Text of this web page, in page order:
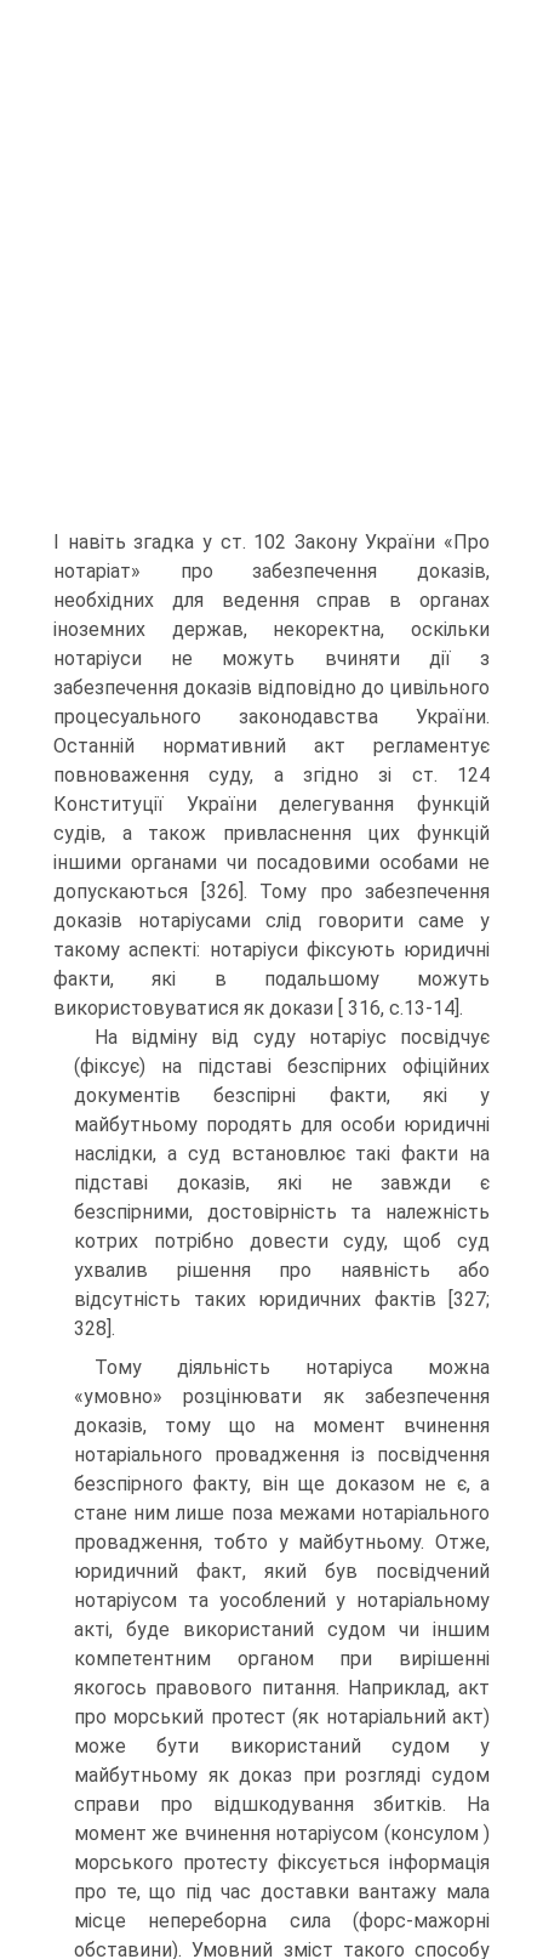
І навіть згадка у ст. 102 Закону України «Про
нотаріат» про забезпечення доказів,
необхідних для ведення справ в органах
іноземних держав, некоректна, оскільки
нотаріуси не можуть вчиняти дії з
забезпечення доказів відповідно до цивільного
процесуального законодавства України.
Останній нормативний акт регламентує
повноваження суду, а згідно зі ст. 124
Конституції України делегування функцій
судів, а також привласнення цих функцій
іншими органами чи посадовими особами не
допускаються [326]. Тому про забезпечення
доказів нотаріусами слід говорити саме у
такому аспекті: нотаріуси фіксують юридичні
факти, які в подальшому можуть
використовуватися як докази [ 316, c.13-14].
На відміну від суду нотаріус посвідчує
(фіксує) на підставі безспірних офіційних
документів безспірні факти, які у
майбутньому породять для особи юридичні
наслідки, а суд встановлює такі факти на
підставі доказів, які не завжди є
безспірними, достовірність та належність
котрих потрібно довести суду, щоб суд
ухвалив рішення про наявність або
відсутність таких юридичних фактів [327;
328].
Тому діяльність нотаріуса можна
«умовно» розцінювати як забезпечення
доказів, тому що на момент вчинення
нотаріального провадження із посвідчення
безспірного факту, він ще доказом не є, а
стане ним лише поза межами нотаріального
провадження, тобто у майбутньому. Отже,
юридичний факт, який був посвідчений
нотаріусом та уособлений у нотаріальному
акті, буде використаний судом чи іншим
компетентним органом при вирішенні
якогось правового питання. Наприклад, акт
про морський протест (як нотаріальний акт)
може бути використаний судом у
майбутньому як доказ при розгляді судом
справи про відшкодування збитків. На
момент же вчинення нотаріусом (консулом )
морського протесту фіксується інформація
про те, що під час доставки вантажу мала
місце непереборна сила (форс-мажорні
обставини). Умовний зміст такого способу